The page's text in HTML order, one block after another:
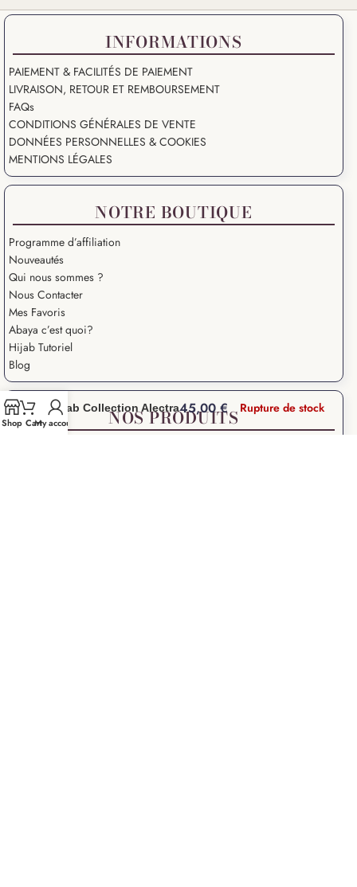
INFORMATIONS
PAIEMENT & FACILITÉS DE PAIEMENT
LIVRAISON, RETOUR ET REMBOURSEMENT
FAQs
CONDITIONS GÉNÉRALES DE VENTE
DONNÉES PERSONNELLES & COOKIES
MENTIONS LÉGALES
NOTRE BOUTIQUE
Programme d’affiliation
Nouveautés
Qui nous sommes ?
Nous Contacter
Mes Favoris
Abaya c’est quoi?
Hijab Tutoriel
Blog
NOS PRODUITS
Shop CartMy account
Hijab Collection Alectra45,00€ Rupture de stock